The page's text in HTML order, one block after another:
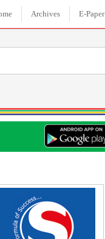
Archives E-Paper